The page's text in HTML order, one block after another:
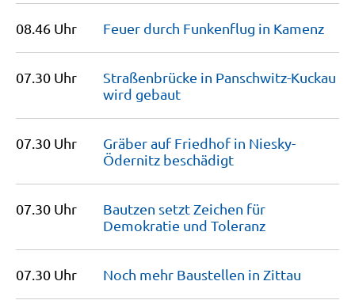
08.46 Uhr Feuer durch Funkenflug in Kamenz
07.30 Uhr
Straßenbrücke in Panschwitz-Kuckau
wird gebaut
07.30 Uhr
Gräber auf Friedhof in Niesky-
Ödernitz beschädigt
07.30 Uhr
Bautzen setzt Zeichen für
Demokratie und Toleranz
07.30 Uhr Noch mehr Baustellen in Zittau